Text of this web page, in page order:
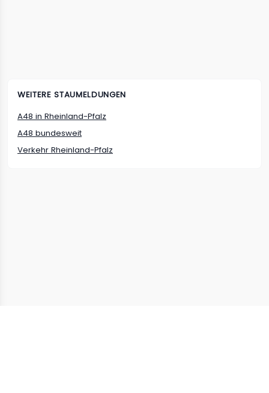
WEITERE STAUMELDUNGEN
A48 in Rheinland-Pfalz
A48 bundesweit
Verkehr Rheinland-Pfalz